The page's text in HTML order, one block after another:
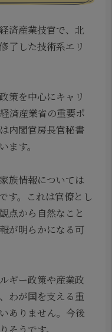
済産業技官で、北
了した技術系エリ
策を中心にキャリ
済産業省の重要ポ
内閣官房長官秘書
ます。
族情報については
す。これは官僚とし
点から自然なこと
が明らかになる可
ギー政策や産業政
わが国を支える重
ありません。今後
そうです。